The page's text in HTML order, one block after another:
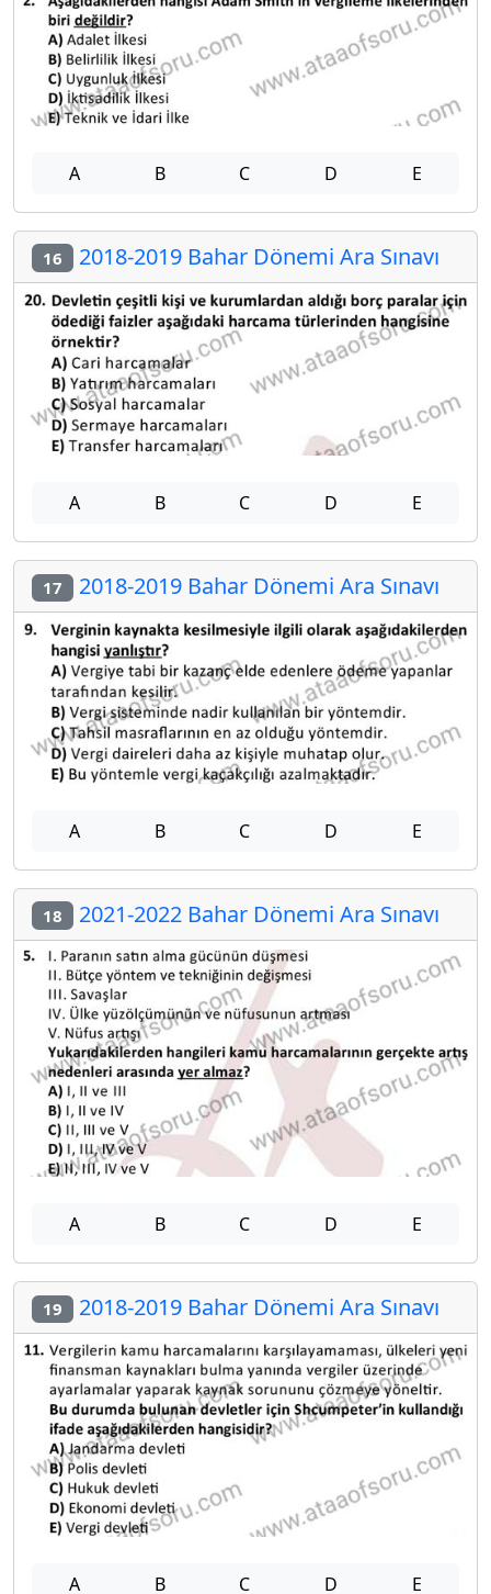
A B C D E
16 2018-2019 Bahar Dönemi Ara Sınavı
A B C D E
17 2018-2019 Bahar Dönemi Ara Sınavı
A B C D E
18 2021-2022 Bahar Dönemi Ara Sınavı
A B C D E
19 2018-2019 Bahar Dönemi Ara Sınavı
A B C D E